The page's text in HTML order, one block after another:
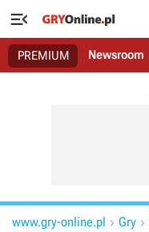

PREMIUM Newsroom
www.gry-online.pl  Gry 